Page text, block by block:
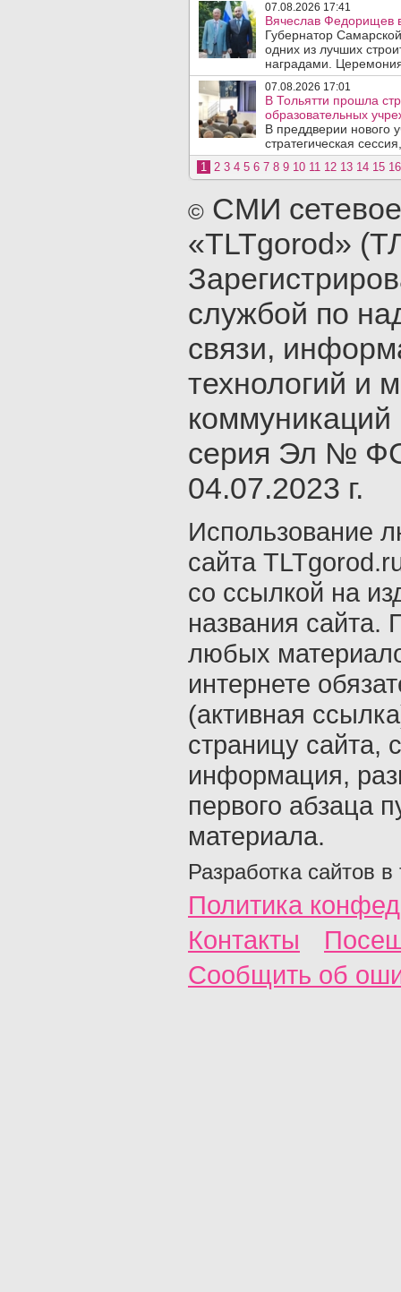
07.08.2026 17:41
Вячеслав Федорищев
Губернатор
одних из лучших
наградами.
07.08.2026 17:01
В Тольятти прошла
образовательных
В преддверии нового
стратегическая
1 2 3 4 5 6 7 8 9 10 11 12 13 14 15 16
© СМИ
«TLTgorod»
службой по
связи,
технологий и
серия Эл №
04.07.2023 г.
Использование
сайта
со ссылкой на
названия сайта.
любых
интернете
(активная
страницу сайта,
информация,
первого абзаца
материала.
Разработка сайтов в
Политика
Контакты
Сообщить об